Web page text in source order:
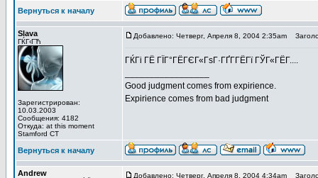
Вернуться к началу
Slava
ГЌГ‹ГЋ
Зарегистрирован:
10.03.2003
Сообщения: 4182
Откуда: at this moment
Stamford CT
Добавлено: Четверг, Апреля 8, 2004 2:35am
ГЌГі ГЁ ГЇГ°ГЁГЄГ«ГѕГ·ГҐГ­ГЁГї ГЎГ«ГЁГ­....
Good judgment comes from expirience.
Expirience comes from bad judgment
Вернуться к началу
Andrew Добавлено: Четверг, Апреля 8, 2004 4:34am